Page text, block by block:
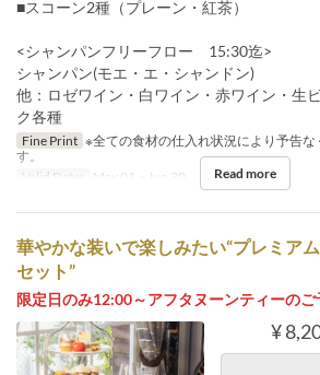
■スコーン2種（プレーン・紅茶）
<シャンパンフリーフロー 15:30迄>
シャンパン(モエ・エ・シャンドン)
他：ロゼワイン・白ワイン・赤ワイン・生
ク各種
Fine Print ※全ての食材の仕入れ状況により予告な
す。
Valid Dates
May 01 ~ Jun 30 Read more
華やかな装いで楽しみたい“プレミア
セット”
限定日のみ12:00～アフタヌーンティーの
¥